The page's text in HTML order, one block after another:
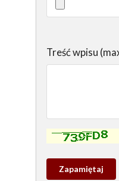
Treść wpisu
Kontrola -
Zapamietaj